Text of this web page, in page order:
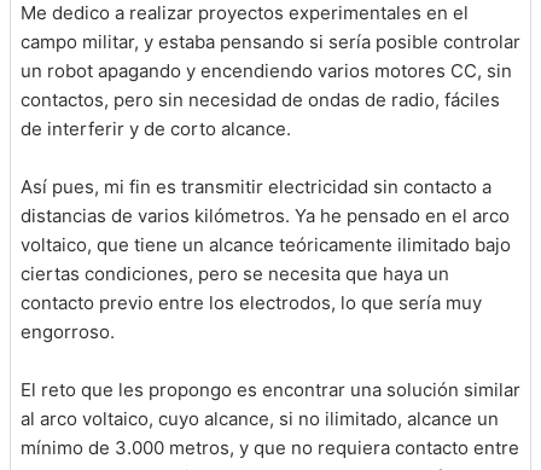
Me dedico a realizar proyectos experimentales en el
campo militar, y estaba pensando si sería posible controlar
un robot apagando y encendiendo varios motores CC, sin
contactos, pero sin necesidad de ondas de radio, fáciles
de interferir y de corto alcance.
Así pues, mi fin es transmitir electricidad sin contacto a
distancias de varios kilómetros. Ya he pensado en el arco
voltaico, que tiene un alcance teóricamente ilimitado bajo
ciertas condiciones, pero se necesita que haya un
contacto previo entre los electrodos, lo que sería muy
engorroso.
El reto que les propongo es encontrar una solución similar
al arco voltaico, cuyo alcance, si no ilimitado, alcance un
mínimo de 3.000 metros, y que no requiera contacto entre